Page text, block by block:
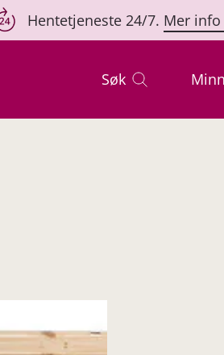
Hentetjeneste 24/7. Mer info
Søk